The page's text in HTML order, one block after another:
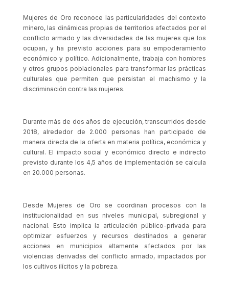
Mujeres de Oro reconoce las particularidades del contexto
minero, las dinámicas propias de territorios afectados por el
conflicto armado y las diversidades de las mujeres que los
ocupan, y ha previsto acciones para su empoderamiento
económico y político. Adicionalmente, trabaja con hombres
y otros grupos poblacionales para transformar las prácticas
culturales que permiten que persistan el machismo y la
discriminación contra las mujeres.
Durante más de dos años de ejecución, transcurridos desde
2018, alrededor de 2.000 personas han participado de
manera directa de la oferta en materia política, económica y
cultural. El impacto social y económico directo e indirecto
previsto durante los 4,5 años de implementación se calcula
en 20.000 personas.
Desde Mujeres de Oro se coordinan procesos con la
institucionalidad en sus niveles municipal, subregional y
nacional. Esto implica la articulación público-privada para
optimizar esfuerzos y recursos destinados a generar
acciones en municipios altamente afectados por las
violencias derivadas del conflicto armado, impactados por
los cultivos ilícitos y la pobreza.